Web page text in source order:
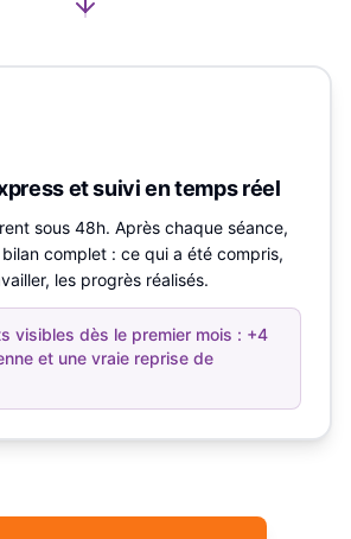
et suivi en temps réel
sous 48h. Après chaque séance,
complet : ce qui a été compris,
les progrès réalisés.
visibles dès le premier mois : +4
et une vraie reprise de